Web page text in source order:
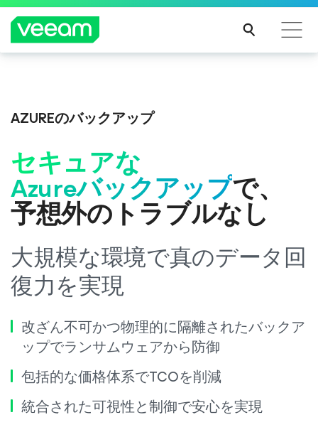
続き
む
ットフォーム。フルコントロール。
今すぐ詳細を見る
AZUREのバックアップ
セキュアな
Azureバックアップで、
予想外のトラブルなし
大規模な環境で真のデータ回
復力を実現
改ざん不可かつ物理的に隔離されたバックア
ップでランサムウェアから防御
包括的な価格体系でTCOを削減
統合された可視性と制御で安心を実現